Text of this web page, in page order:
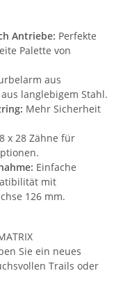
Antriebe: Perfekte
Palette von
aus
langlebigem Stahl.
Mehr Sicherheit
x 28 Zähne für
Einfache
mit
126 mm.
Sie ein neues
Trails oder